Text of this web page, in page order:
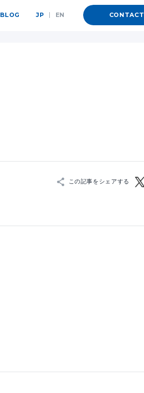
BLOG JP EN CONTACT
この記事をシェアする